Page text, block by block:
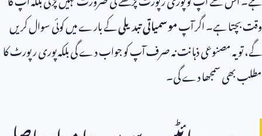
وقت بچتا ہے۔ اگر آپموسمیاتی تبدیلیکے بارے میں کوئی سوال کریں
گے، تو یہ مصنوعی ذہانت نہ صرف آپ کو جواب دے گی بلکہ پوری رپورٹ کا
مطلب بھی سمجھا دے گی۔